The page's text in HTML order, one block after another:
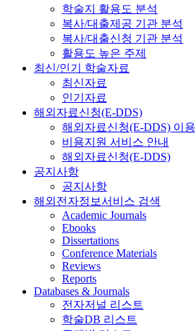
학술지 활용도 분석
복사/대출제공 기관 분석
복사/대출신청 기관 분석
활용도 높은 주제
최신/인기 학술자료
최신자료
인기자료
해외자료신청(E-DDS)
해외자료신청(E-DDS) 이
비용지원 서비스 안내
해외자료신청(E-DDS)
공지사항
공지사항
해외전자정보서비스 검색
Academic Journals
Ebooks
Dissertations
Conference Materials
Reviews
Reports
Databases & Journals
전자저널 리스트
학술DB 리스트